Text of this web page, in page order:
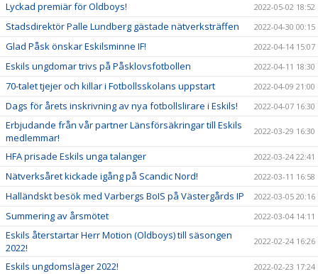
Lyckad premiär för Oldboys! 2022-05-02 18:52
Stadsdirektör Palle Lundberg gästade nätverksträffen 2022-04-30 00:15
Glad Påsk önskar Eskilsminne IF! 2022-04-14 15:07
Eskils ungdomar trivs på Påsklovsfotbollen 2022-04-11 18:30
70-talet tjejer och killar i Fotbollsskolans uppstart 2022-04-09 21:00
Dags för årets inskrivning av nya fotbollslirare i Eskils! 2022-04-07 16:30
Erbjudande från vår partner Länsförsäkringar till Eskils
medlemmar!
2022-03-29 16:30
HFA prisade Eskils unga talanger 2022-03-24 22:41
Nätverksåret kickade igång på Scandic Nord! 2022-03-11 16:58
Halländskt besök med Varbergs BoIS på Västergårds IP 2022-03-05 20:16
Summering av årsmötet 2022-03-04 14:11
Eskils återstartar Herr Motion (Oldboys) till säsongen
2022!
2022-02-24 16:26
Eskils ungdomsläger 2022! 2022-02-23 17:24